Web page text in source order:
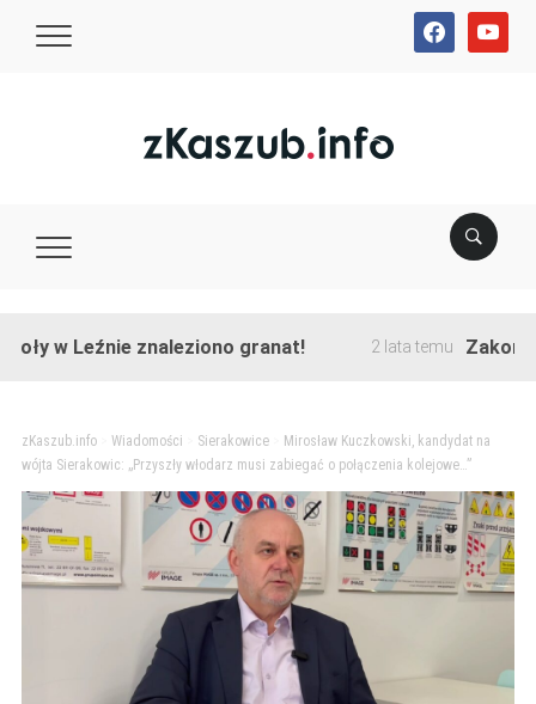
facebookyoutube
Leźnie znaleziono granat! 2 lata temu Zakończono
zKaszub.info> Wiadomości Sierakowice>
Mirosław Kuczkowski, kandydat na
wójta Sierakowic: „Przyszły włodarz musi zabiegać o połączenia kolejowe…”